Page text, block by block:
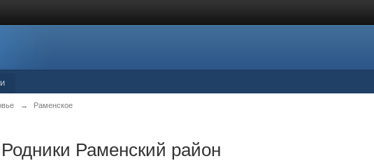
→ Раменское
Раменский район